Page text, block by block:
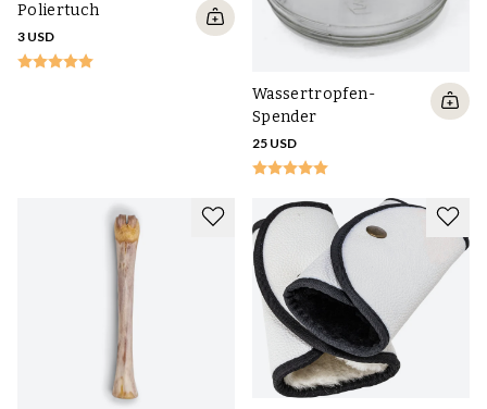
Poliertuch
3 USD
Wassertropfen-
Spender
25 USD